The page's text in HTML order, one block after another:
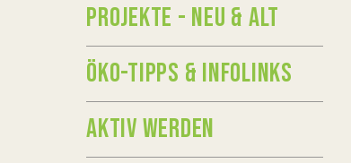
PROJEKTE - NEU & ALT
ÖKO-TIPPS & INFOLINKS
AKTIV WERDEN